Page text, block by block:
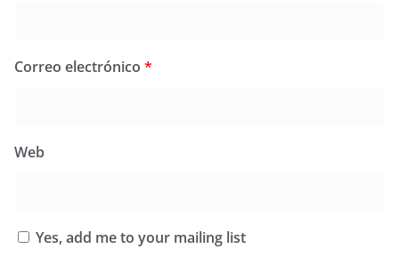
Correo electrónico *
Web
Yes, add me to your mailing list